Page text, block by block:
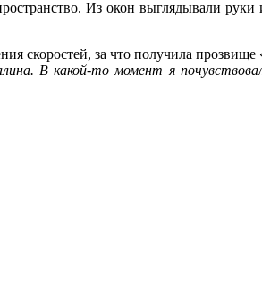
Из окон выглядывали
скоростей, за что получила
В какой-то момент я